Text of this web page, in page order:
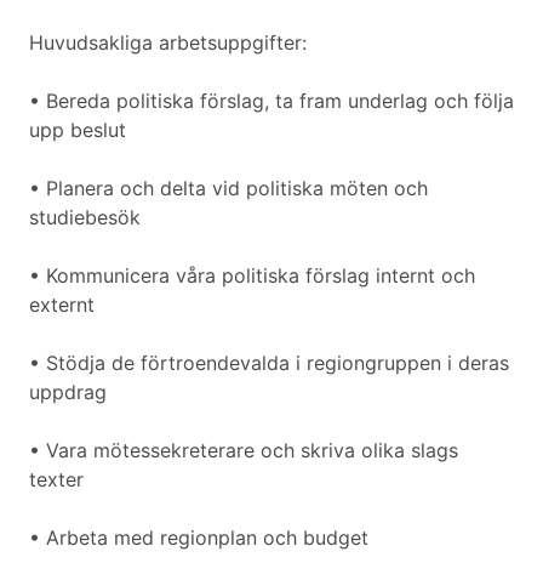
Huvudsakliga arbetsuppgifter:
• Bereda politiska förslag, ta fram underlag och följa
upp beslut
• Planera och delta vid politiska möten och
studiebesök
• Kommunicera våra politiska förslag internt och
externt
• Stödja de förtroendevalda i regiongruppen i deras
uppdrag
• Vara mötessekreterare och skriva olika slags
texter
• Arbeta med regionplan och budget